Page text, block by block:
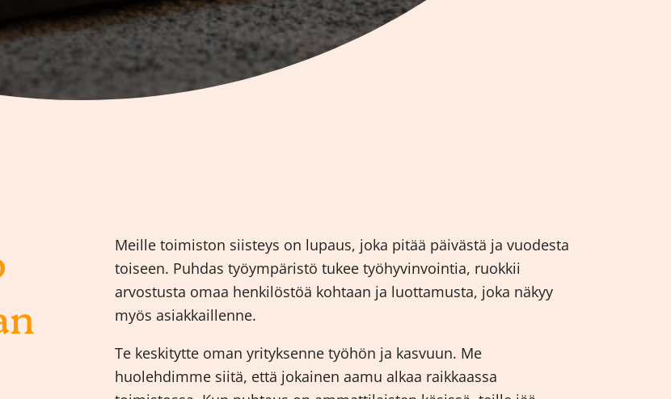
Meille toimiston siisteys on lupaus, joka pitää päivästä ja vuodesta
toiseen. Puhdas työympäristö tukee työhyvinvointia, ruokkii
arvostusta omaa henkilöstöä kohtaan ja luottamusta, joka näkyy
myös asiakkaillenne.
Te keskitytte oman yrityksenne työhön ja kasvuun. Me
huolehdimme siitä, että jokainen aamu alkaa raikkaassa